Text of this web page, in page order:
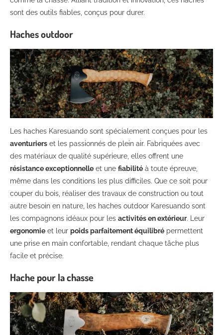
sont des outils fiables, conçus pour durer.
Haches outdoor
Les haches Karesuando sont spécialement conçues pour les
aventuriers et les passionnés de plein air. Fabriquées avec
des matériaux de qualité supérieure, elles offrent une
résistance exceptionnelle et une fiabilité à toute épreuve,
même dans les conditions les plus difficiles. Que ce soit pour
couper du bois, réaliser des travaux de construction ou tout
autre besoin en nature, les haches outdoor Karesuando sont
les compagnons idéaux pour les activités en extérieur. Leur
ergonomie et leur poids parfaitement équilibré permettent
une prise en main confortable, rendant chaque tâche plus
facile et précise.
Hache pour la chasse